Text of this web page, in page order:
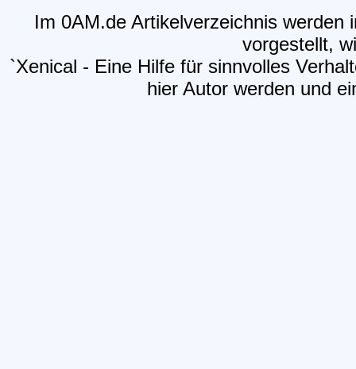
Im 0AM.de Artikelverzeichnis
vorgestellt,
`Xenical - Eine Hilfe für sinnvolles
hier Autor werden und